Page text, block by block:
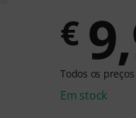
€
Todos os
Em stock